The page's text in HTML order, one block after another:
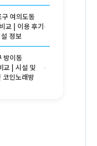
여의도동
교 | 이용 후기
정보
›
방이동
교 | 시설 및
코인노래방
›